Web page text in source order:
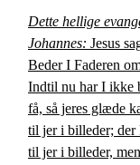
Dette hellige
Johannes: Jesus
Beder I Faderen
Indtil nu har I ikke
få, så jeres glæde
til jer i billeder; der
til jer i billeder,